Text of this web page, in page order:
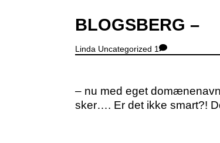
Close
BLOGSBERG –
Linda Uncategorized 1
– nu med eget
sker…. Er det ikke smart?!